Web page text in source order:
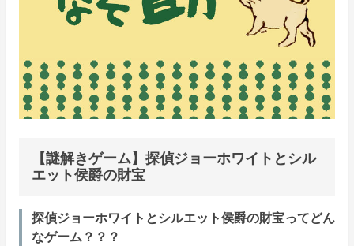
【謎解きゲーム】探偵ジョーホワイトとシル
エット侯爵の財宝
探偵ジョーホワイトとシルエット侯爵の財宝ってどん
なゲーム？？？